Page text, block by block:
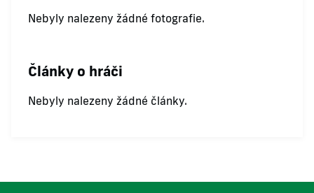
Nebyly nalezeny žádné fotografie.
Články o hráči
Nebyly nalezeny žádné články.